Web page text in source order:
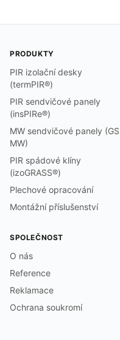
PRODUKTY
PIR izolační desky
(termPIR®)
PIR sendvičové panely
(insPIRe®)
MW sendvičové panely (GS
MW)
PIR spádové klíny
(izoGRASS®)
Plechové opracování
Montážní příslušenství
SPOLEČNOST
O nás
Reference
Reklamace
Ochrana soukromí